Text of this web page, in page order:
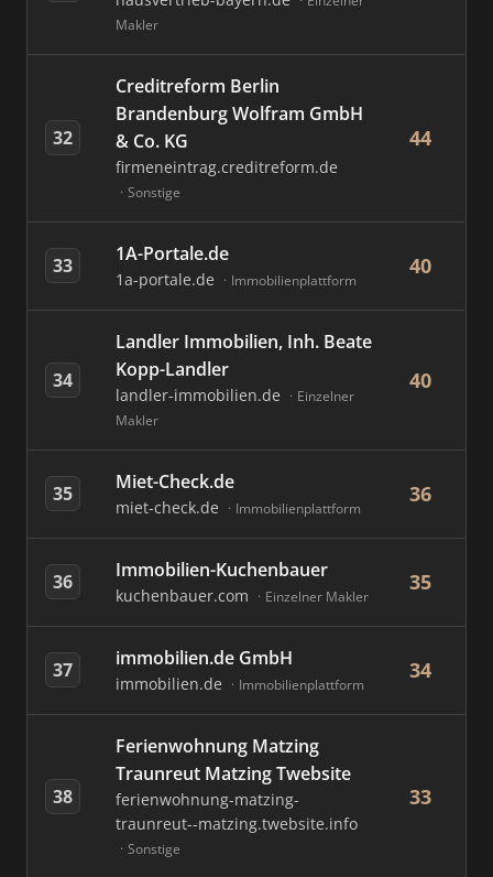
Makler
32
Creditreform Berlin
Brandenburg Wolfram GmbH
& Co. KG
firmeneintrag.creditreform.de
Sonstige
44
33 1A-Portale.de
1a-portale.de Immobilienplattform
40
34
Landler Immobilien, Inh. Beate
Kopp-Landler
landler-immobilien.de
Einzelner
Makler
40
35 Miet-Check.de
miet-check.de Immobilienplattform
36
36 Immobilien-Kuchenbauer
kuchenbauer.com Einzelner Makler
35
37 immobilien.de GmbH
immobilien.de Immobilienplattform
34
38
Ferienwohnung Matzing
Traunreut Matzing Twebsite
ferienwohnung-matzing-
traunreut--matzing.twebsite.info
Sonstige
33